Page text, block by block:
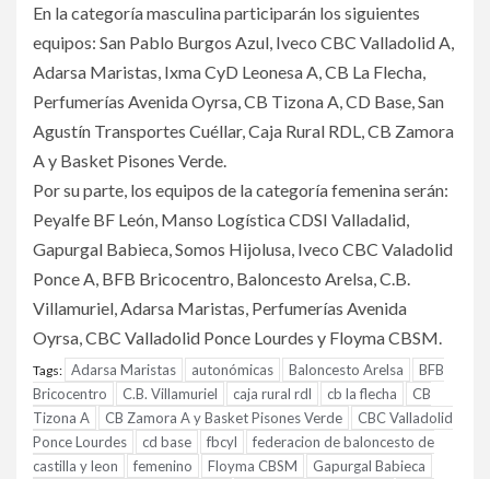
En la categoría masculina participarán los siguientes
equipos: San Pablo Burgos Azul, Iveco CBC Valladolid A,
Adarsa Maristas, Ixma CyD Leonesa A, CB La Flecha,
Perfumerías Avenida Oyrsa, CB Tizona A, CD Base, San
Agustín Transportes Cuéllar, Caja Rural RDL, CB Zamora
A y Basket Pisones Verde.
Por su parte, los equipos de la categoría femenina serán:
Peyalfe BF León, Manso Logística CDSI Valladalid,
Gapurgal Babieca, Somos Hijolusa, Iveco CBC Valadolid
Ponce A, BFB Bricocentro, Baloncesto Arelsa, C.B.
Villamuriel, Adarsa Maristas, Perfumerías Avenida
Oyrsa, CBC Valladolid Ponce Lourdes y Floyma CBSM.
Tags: Adarsa Maristas autonómicas Baloncesto Arelsa
BFB
Bricocentro
C.B. Villamuriel caja rural rdl cb la flecha
CB
Tizona A
CB Zamora A y Basket Pisones Verde
CBC Valladolid
Ponce Lourdes
cd base fbcyl
federacion de baloncesto de
castilla y leon
femenino Floyma CBSM
Gapurgal Babieca